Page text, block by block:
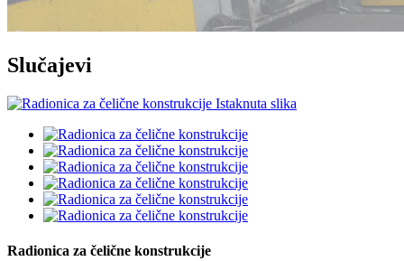
Slučajevi
Radionica za čelične konstrukcije